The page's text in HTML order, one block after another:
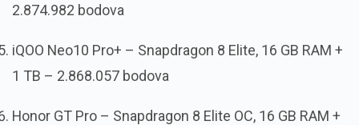
2.874.982 bodova
iQOO Neo10 Pro+ – Snapdragon 8 Elite, 16 GB RAM +
1 TB – 2.868.057 bodova
Honor GT Pro – Snapdragon 8 Elite OC, 16 GB RAM +